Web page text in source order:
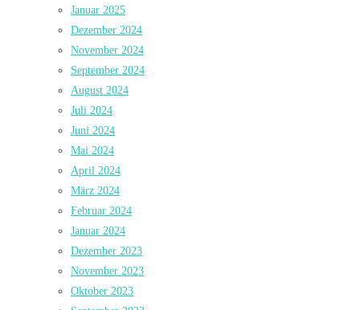
Januar 2025
Dezember 2024
November 2024
September 2024
August 2024
Juli 2024
Juni 2024
Mai 2024
April 2024
März 2024
Februar 2024
Januar 2024
Dezember 2023
November 2023
Oktober 2023